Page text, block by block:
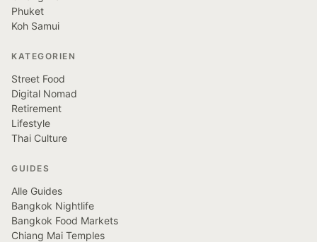
Phuket
Koh Samui
KATEGORIEN
Street Food
Digital Nomad
Retirement
Lifestyle
Thai Culture
GUIDES
Alle Guides
Bangkok Nightlife
Bangkok Food Markets
Chiang Mai Temples